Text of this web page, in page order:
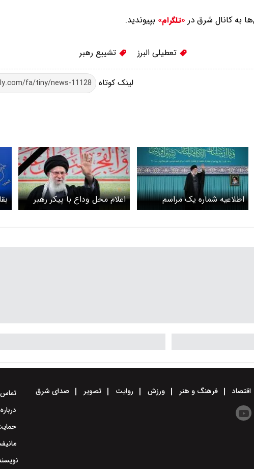
به کانال شرق در «تلگرام» بپیوندید.
تعطیلی البرز تشییع رهبر
لینک کوتاه
اطلاعیه شماره یک مراسم
تشییع رهبر شهید منتشر شد
اعلام محل وداع با پیکر رهبر
شهید در مشهد
اقتصاد فرهنگ و هنر ورزش روایت تصویر صدای شرق
تماس